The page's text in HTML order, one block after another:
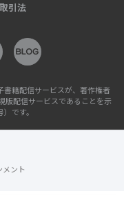
引法
書籍配信サービスが、著作権者
版配信サービスであることを示
です。
メント